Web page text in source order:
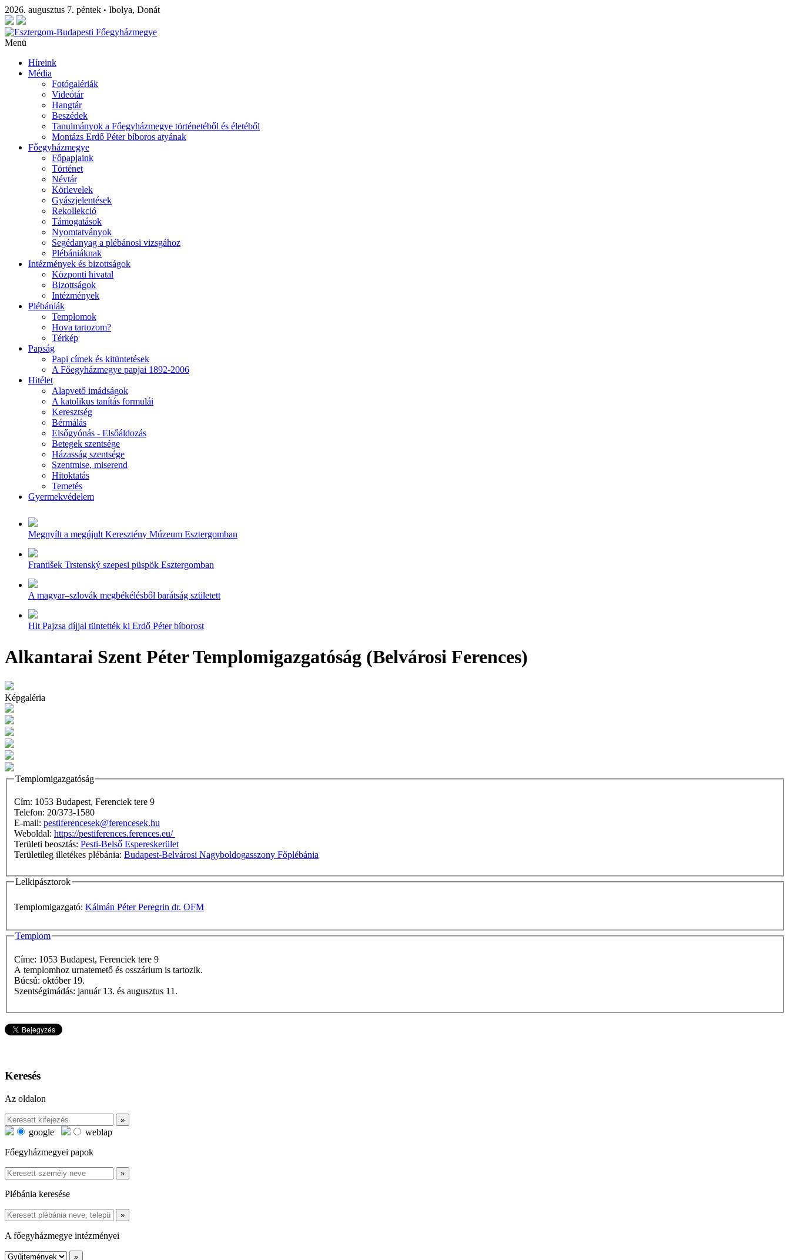
2026. augusztus 7. péntek • Ibolya, Donát
Menü
Híreink
Média
Fotógalériák
Videótár
Hangtár
Beszédek
Tanulmányok a Főegyházmegye történetéből és életéből
Montázs Erdő Péter bíboros atyának
Főegyházmegye
Főpapjaink
Történet
Névtár
Körlevelek
Gyászjelentések
Rekollekció
Támogatások
Nyomtatványok
Segédanyag a plébánosi vizsgához
Plébániáknak
Intézmények és bizottságok
Központi hivatal
Bizottságok
Intézmények
Plébániák
Templomok
Hova tartozom?
Térkép
Papság
Papi címek és kitüntetések
A Főegyházmegye papjai 1892-2006
Hitélet
Alapvető imádságok
A katolikus tanítás formulái
Keresztség
Bérmálás
Elsőgyónás - Elsőáldozás
Betegek szentsége
Házasság szentsége
Szentmise, miserend
Hitoktatás
Temetés
Gyermekvédelem
Megnyílt a megújult Keresztény Múzeum Esztergomban
František Trstenský szepesi püspök Esztergomban
A magyar–szlovák megbékélésből barátság született
Hit Pajzsa díjjal tüntették ki Erdő Péter bíborost
Alkantarai Szent Péter Templomigazgatóság (Belvárosi Ferences)
Képgaléria
Templomigazgatóság
Cím: 1053 Budapest, Ferenciek tere 9
Telefon: 20/373-1580
E-mail: pestiferencesek@ferencesek.hu
Weboldal: https://pestiferences.ferences.eu/
Területi beosztás: Pesti-Belső Espereskerület
Területileg illetékes plébánia: Budapest-Belvárosi Nagyboldogasszony Főplébánia
Lelkipásztorok
Templomigazgató: Kálmán Péter Peregrin dr. OFM
Templom
Címe: 1053 Budapest, Ferenciek tere 9
A templomhoz urnatemető és osszárium is tartozik.
Búcsú: október 19.
Szentségimádás: január 13. és augusztus 11.
Keresés
Az oldalon
google
weblap
Főegyházmegyei papok
Plébánia keresése
A főegyházmegye intézményei